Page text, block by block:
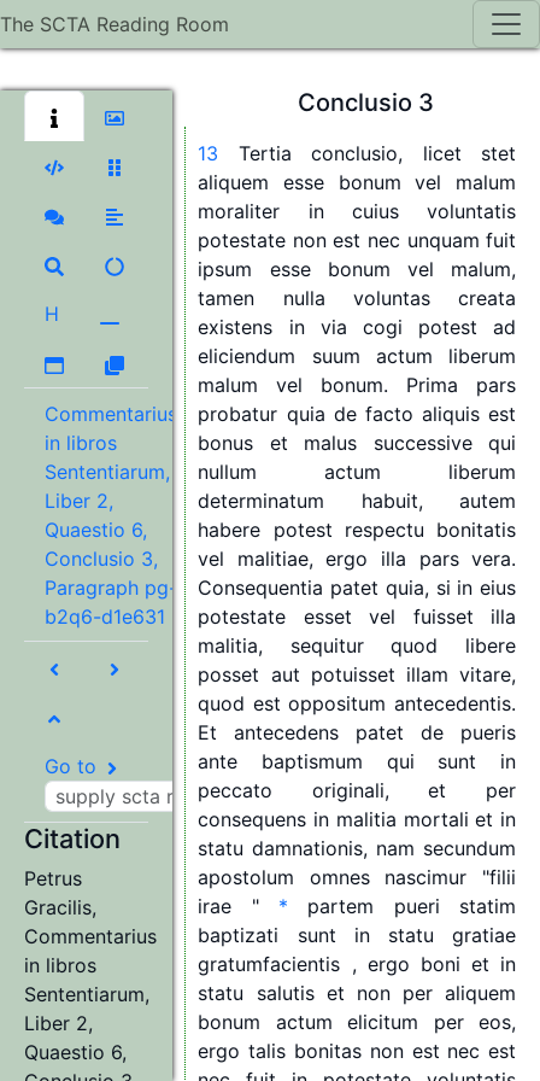
The SCTA Reading Room
H
Commentarius
in libros
Sententiarum,
Liber 2,
Quaestio 6,
Conclusio 3,
Paragraph pg-
b2q6-d1e631
Go to
Citation
Petrus
Gracilis,
Commentarius
in libros
Sententiarum,
Liber 2,
Quaestio 6,
vellit
volet si
Conclusio 3
13 Tertia conclusio, licet
stet
aliquem
esse bonum vel
malum
moraliter
in cuius
voluntatis
potestate non est nec unquam fuit
ipsum
esse bonum vel
malum,
tamen
nulla voluntas
creata
existens
in via cogi potest
ad
eliciendum
suum actum
liberum
malum
vel bonum. Prima
pars
probatur quia de facto aliquis est
bonus
et malus successive
qui
nullum
actum
liberum
determinatum
habuit,
autem
habere potest respectu bonitatis
vel
malitiae, ergo illa pars vera.
Consequentia patet quia, si in eius
potestate
esset vel fuisset
illa
malitia,
sequitur quod
libere
posset aut potuisset illam vitare,
quod est oppositum antecedentis.
Et
antecedens patet de
pueris
ante
baptismum qui sunt
in
peccato
originali, et
per
consequens in malitia mortali et in
statu damnationis, nam secundum
apostolum
omnes nascimur "filii
irae
"* partem pueri
statim
baptizati
sunt in statu
gratiae
gratumfacientis , ergo boni et in
statu
salutis et non per aliquem
bonum
actum elicitum per
eos,
ergo talis bonitas non est nec est